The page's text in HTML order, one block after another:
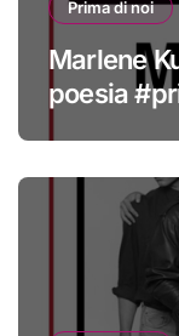
Prima di noi
Marlene
poesia